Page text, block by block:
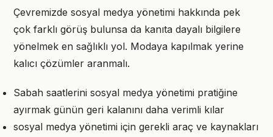
Çevremizde sosyal medya yönetimi hakkında pek
çok farklı görüş bulunsa da kanıta dayalı bilgilere
yönelmek en sağlıklı yol. Modaya kapılmak yerine
kalıcı çözümler aranmalı.
Sabah saatlerini sosyal medya yönetimi pratiğine
ayırmak günün geri kalanını daha verimli kılar
sosyal medya yönetimi için gerekli araç ve kaynakları